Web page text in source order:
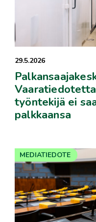
29.5.2026
työntekijä ei
palkkaansa
MEDIATIEDOTE